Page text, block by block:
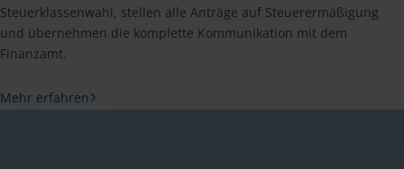
Steuerklassenwahl, stellen alle Anträge auf Steuerermäßigung
und übernehmen die komplette Kommunikation mit dem
Finanzamt.
Mehr erfahren